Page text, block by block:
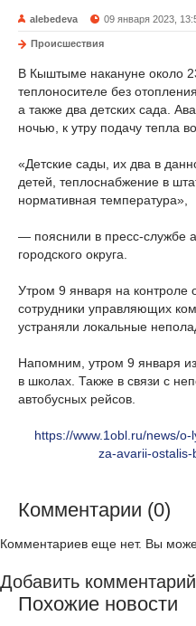
alebedeva 09 января 2023,
Происшествия
В Кыштыме накануне около
теплоносителе без
а также два детских сада.
ночью, к утру подачу тепла
«Детские сады, их два в
детей, теплоснабжение в
нормативная температура»,
— пояснили в пресс-службе
городского округа.
Утром 9 января на контроле
сотрудники управляющих
устраняли локальные
Напомним, утром 9 января
в школах. Также в связи с
автобусных рейсов.
https://www.1obl.ru/news/
za-avarii-
Комментарии (0)
Комментариев еще нет. Вы
Добавить комментарий
Похожие новости